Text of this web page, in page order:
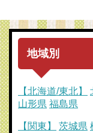
地域別
【北海道/東北】
山形県 福島県
【関東】 茨城県